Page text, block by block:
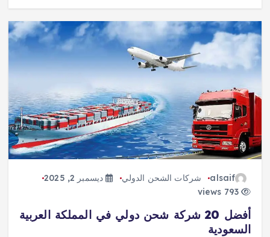
alsaif شركات الشحن الدولي
ديسمبر 2, 2025
أفضل 20 شركة شحن دولي في المملكة العربية
السعودية